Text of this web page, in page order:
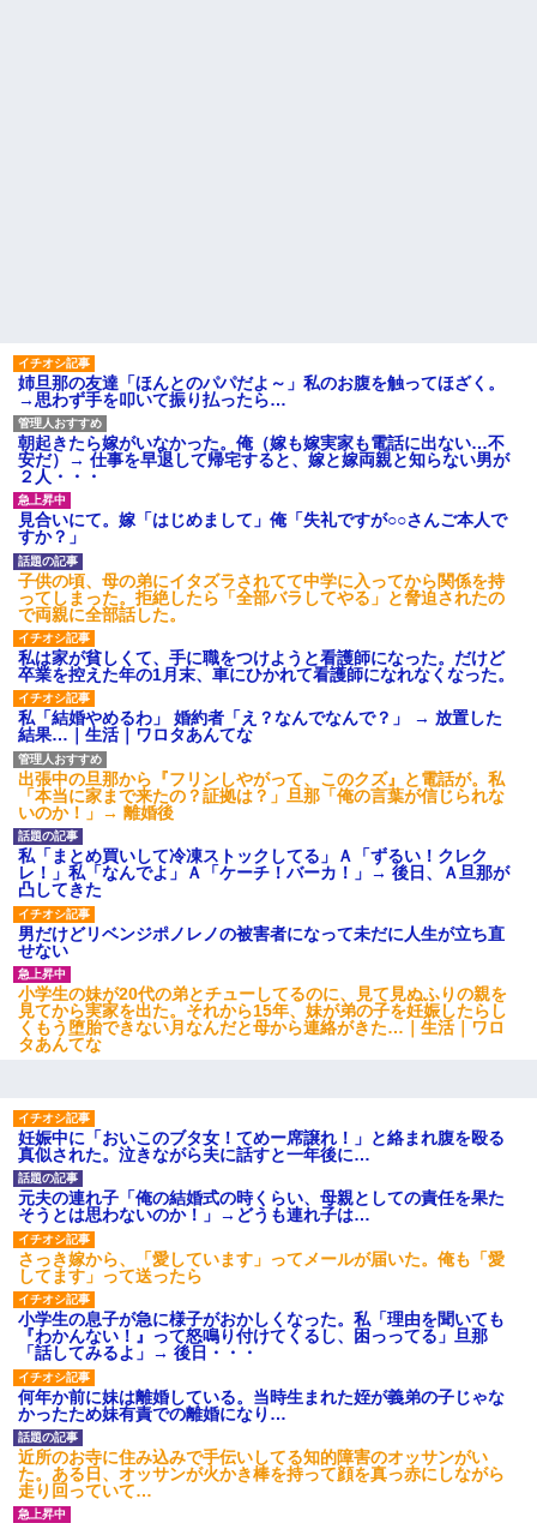
姉旦那の友達「ほんとのパパだよ～」私のお腹を触ってほざく。
→思わず手を叩いて振り払ったら…
朝起きたら嫁がいなかった。俺（嫁も嫁実家も電話に出ない…不
安だ）→ 仕事を早退して帰宅すると、嫁と嫁両親と知らない男が
２人・・・
見合いにて。嫁「はじめまして」俺「失礼ですが○○さんご本人で
すか？」
子供の頃、母の弟にイタズラされてて中学に入ってから関係を持
ってしまった。拒絶したら「全部バラしてやる」と脅迫されたの
で両親に全部話した。
私は家が貧しくて、手に職をつけようと看護師になった。だけど
卒業を控えた年の1月末、車にひかれて看護師になれなくなった。
私「結婚やめるわ」 婚約者「え？なんでなんで？」 → 放置した
結果…｜生活｜ワロタあんてな
出張中の旦那から『フリンしやがって、このクズ』と電話が。私
「本当に家まで来たの？証拠は？」旦那「俺の言葉が信じられな
いのか！」→ 離婚後
私「まとめ買いして冷凍ストックしてる」Ａ「ずるい！クレク
レ！」私「なんでよ」Ａ「ケーチ！バーカ！」→ 後日、Ａ旦那が
凸してきた
男だけどリベンジポノレノの被害者になって未だに人生が立ち直
せない
小学生の妹が20代の弟とチューしてるのに、見て見ぬふりの親を
見てから実家を出た。それから15年、妹が弟の子を妊娠したらし
くもう堕胎できない月なんだと母から連絡がきた…｜生活｜ワロ
タあんてな
妊娠中に「おいこのブタ女！てめー席譲れ！」と絡まれ腹を殴る
真似された。泣きながら夫に話すと一年後に…
元夫の連れ子「俺の結婚式の時くらい、母親としての責任を果た
そうとは思わないのか！」→どうも連れ子は…
さっき嫁から、「愛しています」ってメールが届いた。俺も「愛
してます」って送ったら
小学生の息子が急に様子がおかしくなった。私「理由を聞いても
『わかんない！』って怒鳴り付けてくるし、困っってる」旦那
「話してみるよ」→ 後日・・・
何年か前に妹は離婚している。当時生まれた姪が義弟の子じゃな
かったため妹有責での離婚になり…
近所のお寺に住み込みで手伝いしてる知的障害のオッサンがい
た。ある日、オッサンが火かき棒を持って顔を真っ赤にしながら
走り回っていて…